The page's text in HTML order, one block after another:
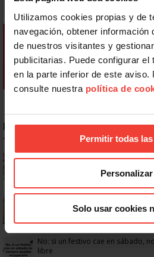
Utilizamos cookies propias y de
navegación, obtener
de nuestros visitantes y
publicitarias. Puede configurar el
en la parte inferior de este aviso.
consulte nuestra política de
Permitir todas
Personalizar
Solo usar cookies
NOTICIAS MÁS LEÍDAS
Ya os podéis descargar la app de
anticipada por discapacidad
No: si un festivo cae en sábado,
libre